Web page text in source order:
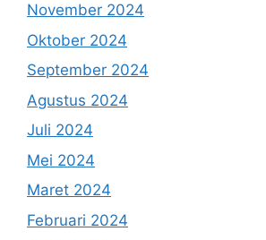
November 2024
Oktober 2024
September 2024
Agustus 2024
Juli 2024
Mei 2024
Maret 2024
Februari 2024